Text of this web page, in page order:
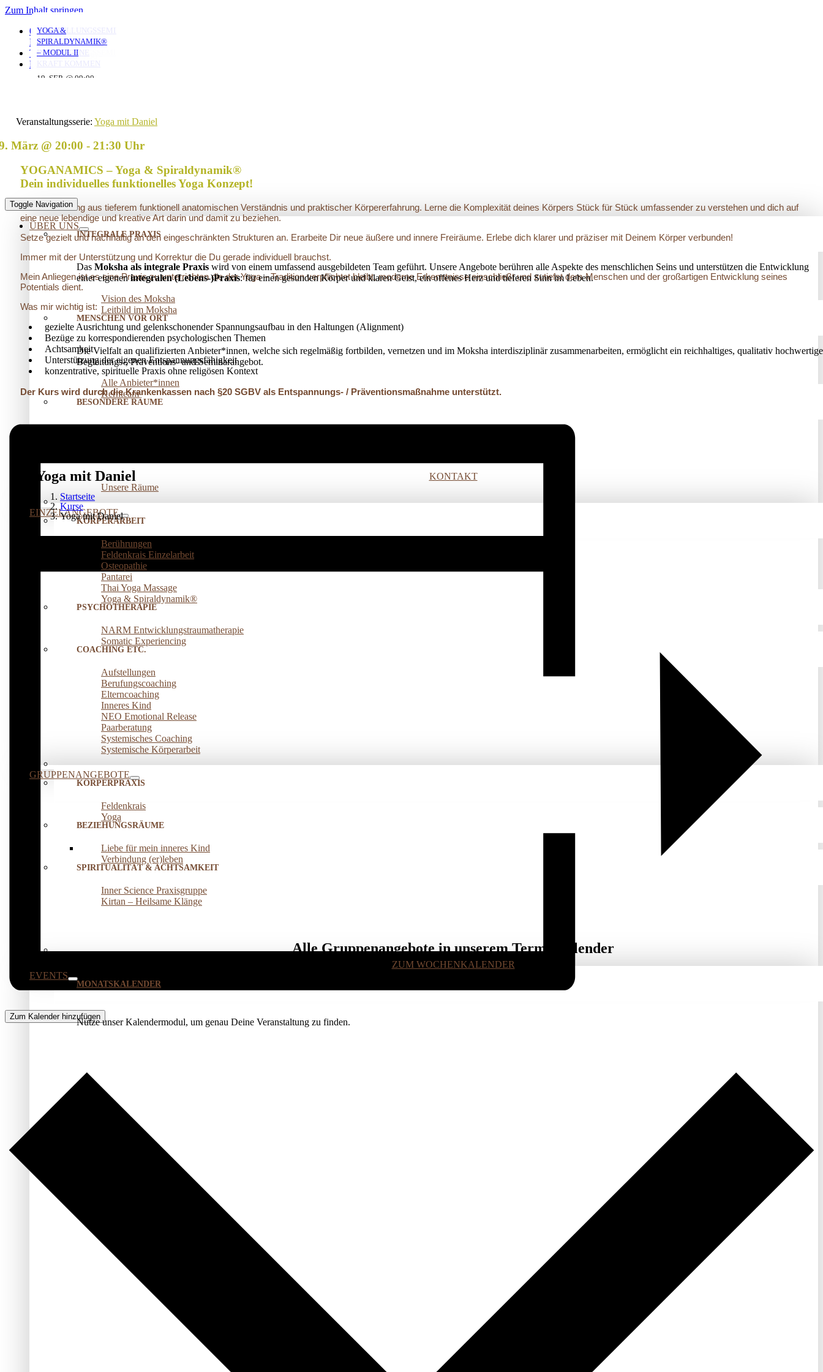
Zum Inhalt springen
0351 653 20 965
KONTAKT
TERMINE
LOGIN
Toggle Navigation
ÜBER UNS
INTEGRALE PRAXIS
Das Moksha als integrale Praxis wird von einem umfassend ausgebildeten Team geführt. Unsere Angebote berühren alle Aspekte des menschlichen Seins und unterstützen die Entwicklung
einer eigenenintegralen (Lebens-)Praxis: für einen gesunden Körper und klaren Geist, ein offenes Herz und tieferen Sinn im Leben.
Vision des Moksha
Leitbild im Moksha
MENSCHEN VOR ORT
Die Vielfalt an qualifizierten Anbieter*innen, welche sich regelmäßig fortbilden, vernetzen und im Moksha interdisziplinär zusammenarbeiten, ermöglicht ein reichhaltiges, qualitativ
Begleitungs-, Präventions­- und Seminarangebot.
Alle Anbieter*innen
Kernteam
BESONDERE RÄUME
KONTAKT
Unsere Räume
EINZELANGEBOTE
KÖRPERARBEIT
Berührungen
Feldenkrais Einzelarbeit
Osteopathie
Pantarei
Thai Yoga Massage
Yoga & Spiraldynamik®
PSYCHOTHERAPIE
NARM Entwicklungstraumatherapie
Somatic Experiencing
COACHING ETC.
Aufstellungen
Berufungscoaching
Elterncoaching
Inneres Kind
NEO Emotional Release
Paarberatung
Systemisches Coaching
Systemische Körperarbeit
GRUPPENANGEBOTE
KÖRPERPRAXIS
Feldenkrais
Yoga
BEZIEHUNGSRÄUME
Liebe für mein inneres Kind
Verbindung (er)leben
SPIRITUALITÄT & ACHTSAMKEIT
Inner Science Praxisgruppe
Kirtan – Heilsame Klänge
Alle Gruppenangebote in unserem Terminkalender
ZUM WOCHENKALENDER
EVENTS
MONATSKALENDER
Nutze unser Kalendermodul, um genau Deine Veranstaltung zu finden.
Yoga mit Daniel
Startseite
Kurse
Yoga mit Daniel
Veranstaltungsserie: Yoga mit Daniel
März @ 20:00 - 21:30
YOGANAMICS – Yoga & Spiraldynamik®
Dein individuelles funktionelles Yoga Konzept!
Eine Verbindung aus tieferem funktionell anatomischen Verständnis und praktischer Körpererfahrung. Lerne die Komplexität deines Körpers Stück für Stück umfassender zu verstehen und dich auf
eine neue lebendige und kreative Art darin und damit zu beziehen.
Setze gezielt und nachhaltig an den eingeschränkten Strukturen an. Erarbeite Dir neue äußere und innere Freiräume. Erlebe dich klarer und präziser mit Deinem Körper verbunden!
Immer mit der Unterstützung und Korrektur die Du gerade individuell brauchst.
Mein Anliegen ist es eine Praxis zu unterrichten die der Yoga – Tradition verpflichtet bleibt, moderne Erkenntnisse einschließt und zutiefst dem Menschen und der großartigen Entwicklung seines
Potentials dient.
Was mir wichtig ist:
gezielte Ausrichtung und gelenkschonender Spannungsaufbau in den Haltungen (Alignment)
Bezüge zu korrespondierenden psychologischen Themen
Achtsamkeit
Unterstützung der eigenen Entspannungsfähigkeit
konzentrative, spirituelle Praxis ohne religösen Kontext
Der Kurs wird durch die Krankenkassen nach §20 SGBV als Entspannungs- / Präventions­maßnahme unterstützt.
Zum Kalender hinzufügen
YOGA FÜR ÄLTERE
MIT ANNA
06. AUG. @ 17:45-
YOGA MIT ANNA
06. AUG. @ 19:30
20:45
MORGENYOGA MIT
ANNA
07. AUG. @ 08:00-
VERSTRICKUNGEN
LÖSEN – OFFENES
AUFSTELLUNGSSEMINAR
25. AUG. @ 17:00
AUFSTELLUNGSSEMINAR
– MIT DEM VATER
IN DIE EIGENE
KRAFT KOMMEN
YOGA &
SPIRALDYNAMIK®
– MODUL II
19. SEP. @ 09:00